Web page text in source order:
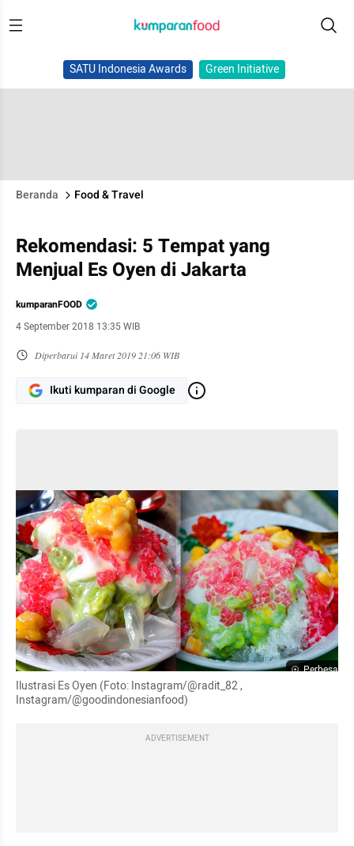
SATU Indonesia Awards Green Initiative
Beranda Food & Travel
Rekomendasi: 5 Tempat yang
Menjual Es Oyen di Jakarta
kumparanFOOD
4 September 2018 13:35 WIB
Diperbarui 14 Maret 2019 21:06 WIB
Ikuti kumparan di Google
Perbesar
Ilustrasi Es Oyen (Foto: Instagram/@radit_82 ,
Instagram/@goodindonesianfood)
ADVERTISEMENT